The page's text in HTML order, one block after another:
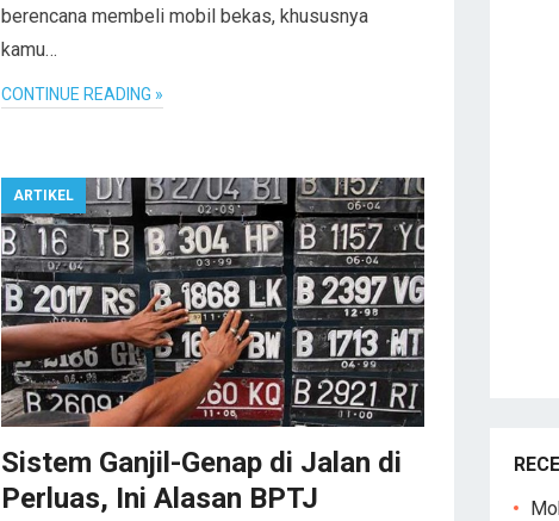
berencana membeli mobil bekas, khususnya
kamu…
CONTINUE READING »
ARTIKEL
Sistem Ganjil-Genap di Jalan di
Perluas, Ini Alasan BPTJ